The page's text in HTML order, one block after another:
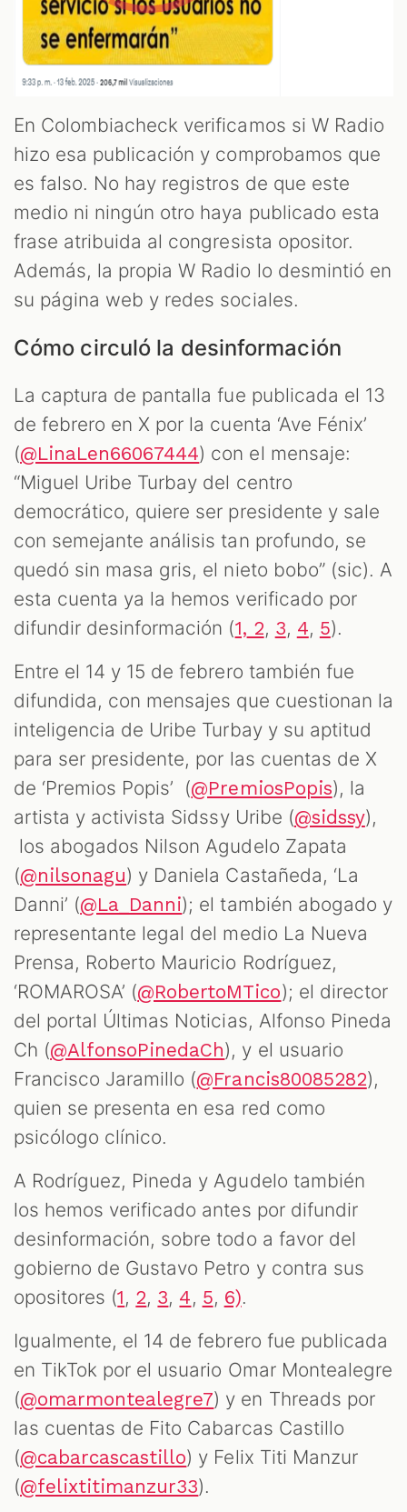
En Colombiacheck verificamos si W Radio
hizo esa publicación y comprobamos que
es falso. No hay registros de que este
medio ni ningún otro haya publicado esta
frase atribuida al congresista opositor.
Además, la propia W Radio lo desmintió en
su página web y redes sociales.
Cómo circuló la desinformación
La captura de pantalla fue publicada el 13
de febrero en X por la cuenta ‘Ave Fénix’
(@LinaLen66067444) con el mensaje:
“Miguel Uribe Turbay del centro
democrático, quiere ser presidente y sale
con semejante análisis tan profundo, se
quedó sin masa gris, el nieto bobo” (sic). A
esta cuenta ya la hemos verificado por
difundir desinformación (1, 2, 3, 4, 5).
Entre el 14 y 15 de febrero también fue
difundida, con mensajes que cuestionan la
inteligencia de Uribe Turbay y su aptitud
para ser presidente, por las cuentas de X
de ‘Premios Popis’ (@PremiosPopis), la
artista y activista Sidssy Uribe (@sidssy),
los abogados Nilson Agudelo Zapata
(@nilsonagu) y Daniela Castañeda, ‘La
Danni’ (@La_Danni); el también abogado y
representante legal del medio La Nueva
Prensa, Roberto Mauricio Rodríguez,
‘ROMAROSA’ (@RobertoMTico); el director
del portal Últimas Noticias, Alfonso Pineda
Ch (@AlfonsoPinedaCh), y el usuario
Francisco Jaramillo (@Francis80085282),
quien se presenta en esa red como
psicólogo clínico.
A Rodríguez, Pineda y Agudelo también
los hemos verificado antes por difundir
desinformación, sobre todo a favor del
gobierno de Gustavo Petro y contra sus
opositores (1, 2, 3, 4, 5, 6).
Igualmente, el 14 de febrero fue publicada
en TikTok por el usuario Omar Montealegre
(@omarmontealegre7) y en Threads por
las cuentas de Fito Cabarcas Castillo
(@cabarcascastillo) y Felix Titi Manzur
(@felixtitimanzur33).